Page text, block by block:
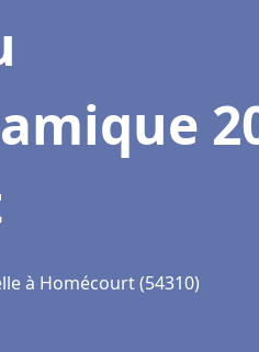
à Homécourt (54310)